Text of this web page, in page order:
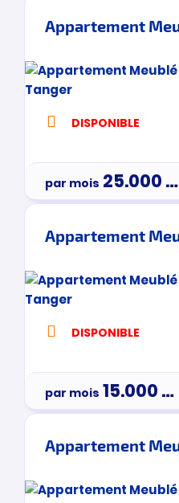
DISPONIBLE
par mois 25.000Dh
DISPONIBLE
par mois 15.000Dh